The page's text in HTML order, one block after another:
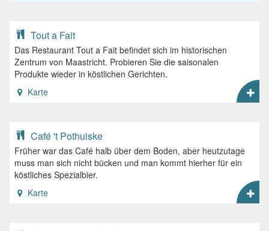
Tout a Fait
Das Restaurant Tout a Fait befindet sich im historischen
Zentrum von Maastricht. Probieren Sie die saisonalen
Produkte wieder in köstlichen Gerichten.
Karte
Café 't Pothuiske
Früher war das Café halb über dem Boden, aber heutzutage
muss man sich nicht bücken und man kommt hierher für ein
köstliches Spezialbier.
Karte